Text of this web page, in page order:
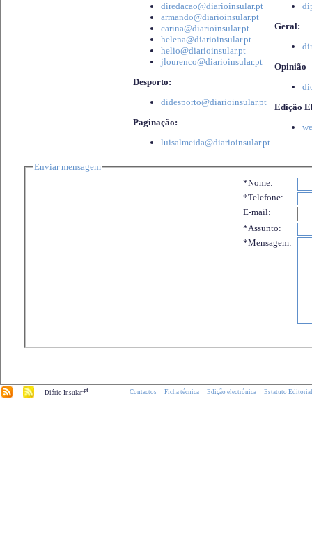
diredacao@diarioinsular.pt
armando@diarioinsular.pt
carina@diarioinsular.pt
helena@diarioinsular.pt
helio@diarioinsular.pt
jlourenco@diarioinsular.pt
Desporto:
didesporto@diarioinsular.pt
Paginação:
luisalmeida@diarioinsular.pt
Geral:
Opinião
Edição
Enviar mensagem
*Nome:
*Telefone:
E-mail:
*Assunto:
*Mensagem:
Diário Insular.pt Contactos Ficha técnica Edição electrónica Estatuto Editorial